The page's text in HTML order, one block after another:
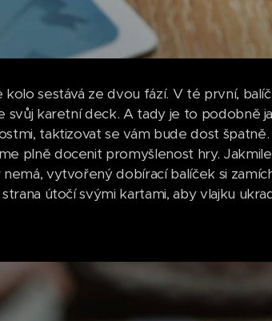
kolo sestává ze dvou fází. V té první,
svůj karetní deck. A tady je to podobně
taktizovat se vám bude dost
plně docenit promyšlenost hry.
vytvořený dobírací balíček si
útočí svými kartami, aby vlajku